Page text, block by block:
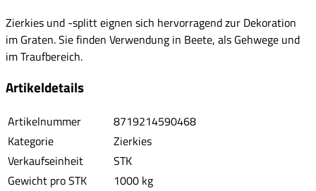
Zierkies und -splitt eignen sich hervorragend zur Dekoration
im Graten. Sie finden Verwendung in Beete, als Gehwege und
im Traufbereich.
Artikeldetails
Artikelnummer
8719214590468
Kategorie
Zierkies
Verkaufseinheit
STK
Gewicht pro STK
1000 kg